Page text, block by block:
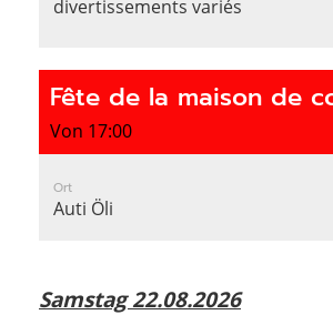
divertissements variés
Von 17:00
Ort
Auti Öli
Samstag 22.08.2026